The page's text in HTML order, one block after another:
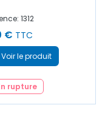
1312
€ TTC
Voir le produit
rupture